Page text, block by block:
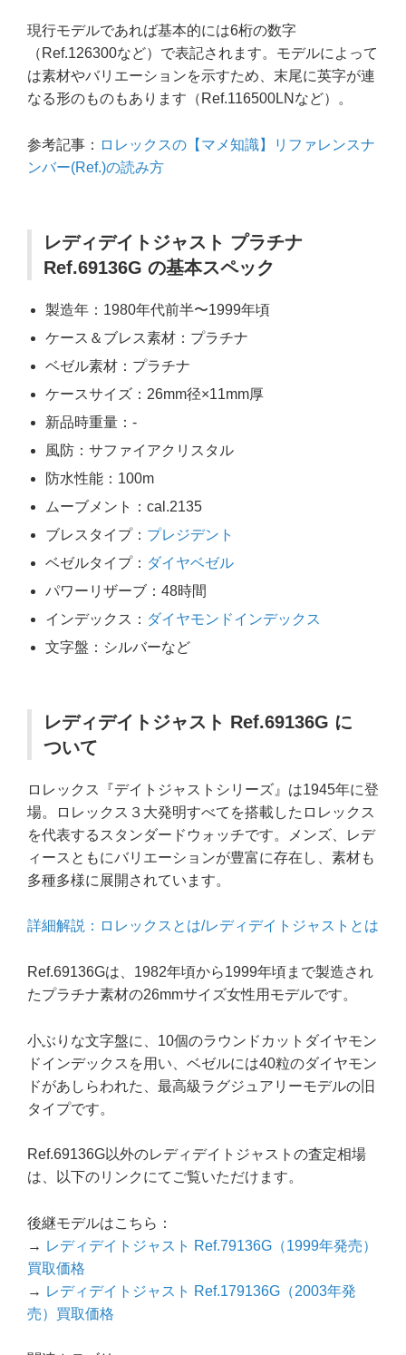
現行モデルであれば基本的には6桁の数字
（Ref.126300など）で表記されます。モデルによって
は素材やバリエーションを示すため、末尾に英字が連
なる形のものもあります（Ref.116500LNなど）。
参考記事： ロレックスの【マメ知識】リファレンスナ
ンバー(Ref.)の読み方
レディデイトジャスト プラチナ
Ref.69136G の基本スペック
製造年：1980年代前半〜1999年頃
ケース＆ブレス素材：プラチナ
ベゼル素材：プラチナ
ケースサイズ：26mm径×11mm厚
新品時重量：-
風防：サファイアクリスタル
防水性能：100m
ムーブメント：cal.2135
ブレスタイプ： プレジデント
ベゼルタイプ： ダイヤベゼル
パワーリザーブ：48時間
インデックス： ダイヤモンドインデックス
文字盤：シルバーなど
レディデイトジャスト Ref.69136G に
ついて
ロレックス『デイトジャストシリーズ』は1945年に登
場。ロレックス３大発明すべてを搭載したロレックス
を代表するスタンダードウォッチです。メンズ、レデ
ィースともにバリエーションが豊富に存在し、素材も
多種多様に展開されています。
詳細解説：ロレックスとは/レディデイトジャストとは
Ref.69136Gは、1982年頃から1999年頃まで製造され
たプラチナ素材の26mmサイズ女性用モデルです。
小ぶりな文字盤に、10個のラウンドカットダイヤモン
ドインデックスを用い、ベゼルには40粒のダイヤモン
ドがあしらわれた、最高級ラグジュアリーモデルの旧
タイプです。
Ref.69136G以外のレディデイトジャストの査定相場
は、以下のリンクにてご覧いただけます。
後継モデルはこちら：
→ レディデイトジャスト Ref.79136G（1999年発売）
買取価格
→ レディデイトジャスト Ref.179136G（2003年発
売）買取価格